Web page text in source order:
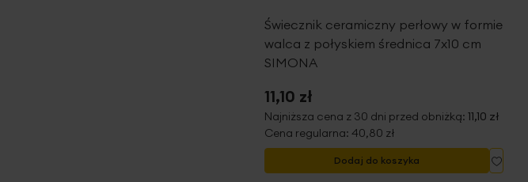
Świecznik ceramiczny perłowy w formie
walca z połyskiem średnica 7x10 cm
SIMONA
11,10 zł
Najniższa cena z 30 dni przed obniżką:11,10 zł
Cena regularna: 40,80 zł
Dodaj do koszyka
do